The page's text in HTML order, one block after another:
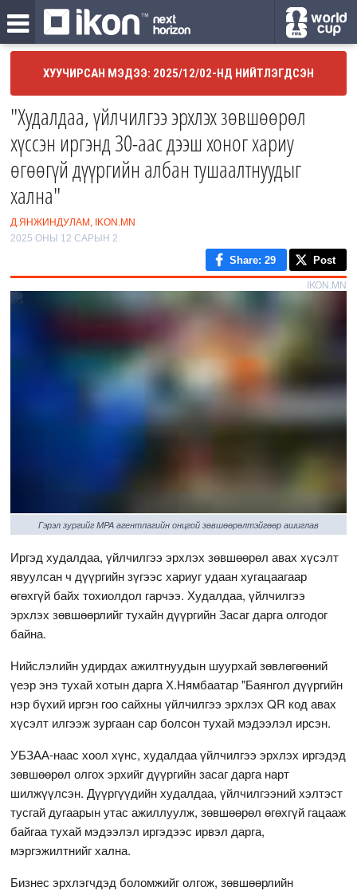
ХУУЧИРСАН МЭДЭЭ: 2025/12/02-НД НИЙТЛЭГДСЭН
"Худалдаа, үйлчилгээ эрхлэх зөвшөөрөл
хүссэн иргэнд 30-аас дээш хоног хариу
өгөөгүй дүүргийн албан тушаалтнуудыг
хална"
Д.ЯНЖИНДУЛАМ, IKON.MN
2025 ОНЫ 12 САРЫН 2
Share: 29 Post
IKON.MN
Гэрэл зургийг MPA агентлагийн онцгой зөвшөөрөлтэйгөөр ашиглав
Иргэд худалдаа, үйлчилгээ эрхлэх зөвшөөрөл авах хүсэлт
явуулсан ч дүүргийн зүгээс хариуг удаан хугацаагаар
өгөхгүй байх тохиолдол гарчээ. Худалдаа, үйлчилгээ
эрхлэх зөвшөөрлийг тухайн дүүргийн Засаг дарга олгодог
байна.
Нийслэлийн удирдах ажилтнуудын шуурхай зөвлөгөөний
үеэр энэ тухай хотын дарга Х.Нямбаатар "Баянгол дүүргийн
нэр бүхий иргэн гоо сайхны үйлчилгээ эрхлэх QR код авах
хүсэлт илгээж зургаан сар болсон тухай мэдээлэл ирсэн.
УБЗАА-наас хоол хүнс, худалдаа үйлчилгээ эрхлэх иргэдэд
зөвшөөрөл олгох эрхийг дүүргийн засаг дарга нарт
шилжүүлсэн. Дүүргүүдийн худалдаа, үйлчилгээний хэлтэст
тусгай дугаарын утас ажиллуулж, зөвшөөрөл өгөхгүй гацааж
байгаа тухай мэдээлэл иргэдээс ирвэл дарга,
мэргэжилтнийг хална.
Бизнес эрхлэгчдэд боломжийг олгож, зөвшөөрлийн